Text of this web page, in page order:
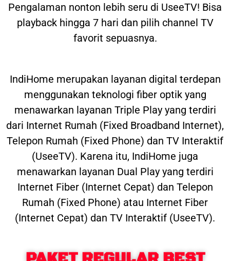
Pengalaman nonton lebih seru di UseeTV! Bisa
playback hingga 7 hari dan pilih channel TV
favorit sepuasnya.
IndiHome merupakan layanan digital terdepan
menggunakan teknologi fiber optik yang
menawarkan layanan Triple Play yang terdiri
dari Internet Rumah (Fixed Broadband Internet),
Telepon Rumah (Fixed Phone) dan TV Interaktif
(UseeTV). Karena itu, IndiHome juga
menawarkan layanan Dual Play yang terdiri
Internet Fiber (Internet Cepat) dan Telepon
Rumah (Fixed Phone) atau Internet Fiber
(Internet Cepat) dan TV Interaktif (UseeTV).